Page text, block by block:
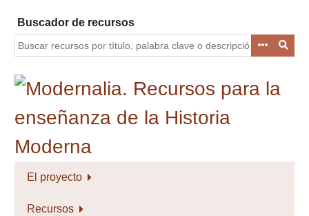
contenido
principal
Buscador de recursos
El proyecto
Recursos